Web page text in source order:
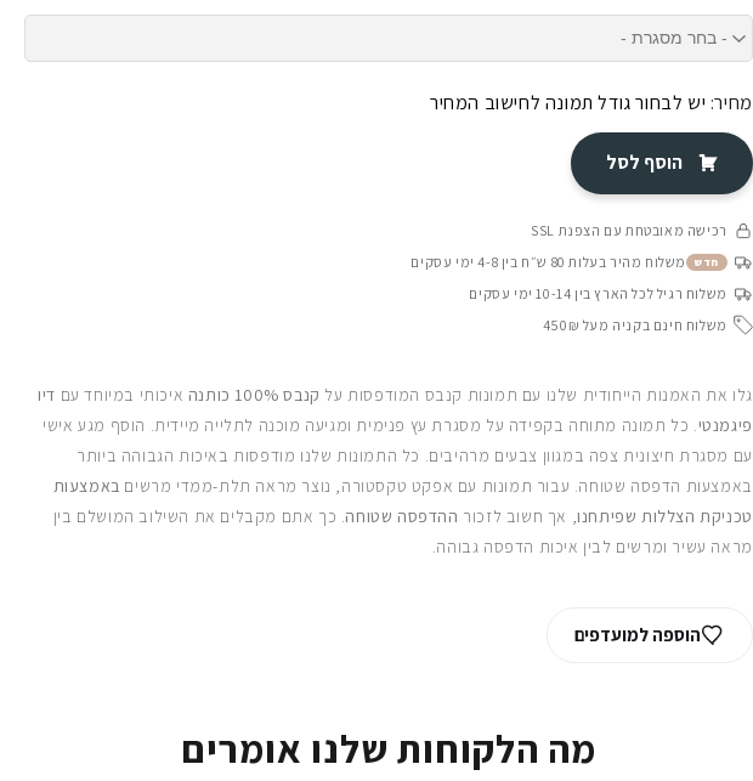
מחיר: יש לבחור גודל תמונה לחישוב המחיר
הוסף לסל
רכישה מאובטחת עם הצפנת SSL
חדש משלוח מהיר בעלות 80 ש״ח בין 4-8 ימי עסקים
משלוח רגיל לכל הארץ בין 10-14 ימי עסקים
משלוח חינם בקניה מעל 450₪
גלו את האמנות הייחודית שלנו עם תמונות קנבס המודפסות על קנבס 100% כותנה איכותי במיוחד עם דיו
פיגמנטי. כל תמונה מתוחה בקפידה על מסגרת עץ פנימית ומגיעה מוכנה לתלייה מיידית. הוסף מגע אישי
עם מסגרת חיצונית צפה במגוון צבעים מרהיבים. כל התמונות שלנו מודפסות באיכות הגבוהה ביותר
באמצעות הדפסה שטוחה. עבור תמונות עם אפקט טקסטורה, נוצר מראה תלת-ממדי מרשים באמצעות
טכניקת הצללות שפיתחנו, אך חשוב לזכור ההדפסה שטוחה. כך אתם מקבלים את השילוב המושלם בין
מראה עשיר ומרשים לבין איכות הדפסה גבוהה.
הוספה למועדפים
מה הלקוחות שלנו אומרים